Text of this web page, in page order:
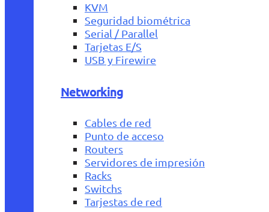
KVM
Seguridad biométrica
Serial / Parallel
Tarjetas E/S
USB y Firewire
Networking
Cables de red
Punto de acceso
Routers
Servidores de impresión
Racks
Switchs
Tarjestas de red